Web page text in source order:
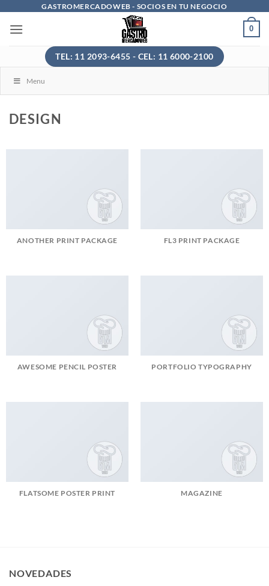
contenido
GASTROMERCADOWEB - SOCIOS EN TU NEGOCIO
0
TEL: 11 2093-6455 - CEL: 11 6000-2100
Menu
DESIGN
ANOTHER PRINT PACKAGE FL3 PRINT PACKAGE
AWESOME PENCIL POSTER PORTFOLIO TYPOGRAPHY
FLATSOME POSTER PRINT MAGAZINE
NOVEDADES